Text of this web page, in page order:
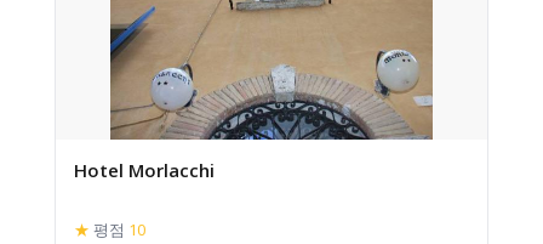
Hotel Morlacchi
★ 평점 10